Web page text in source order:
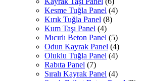
Kesme Tuğla Panel (4)
Kırık Tuğla Panel (8)
Kum Taşı Panel (4)
Mıcırlı Beton Panel (5)
Odun Kayrak Panel (4)
Oluklu Tuğla Panel (4)
Rabıta Panel (7)
Sıralı Kayrak Panel (4)